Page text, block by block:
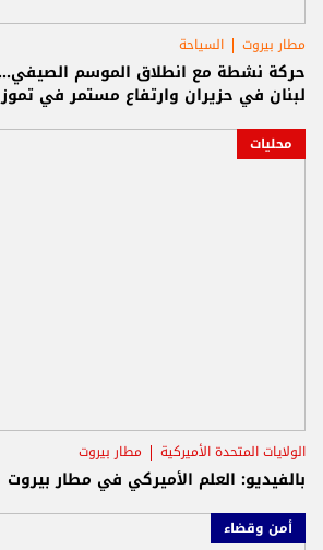
مطار بيروت السياحة
لبنان في حزيران وارتفاع مستمر في تموز
محليات
الولايات المتحدة الأميركية مطار بيروت
بالفيديو: العلم الأميركي في مطار بيروت
أمن وقضاء